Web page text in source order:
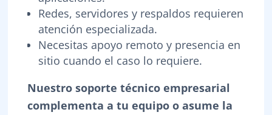
Redes, servidores y respaldos requieren
atención especializada.
Necesitas apoyo remoto y presencia en
sitio cuando el caso lo requiere.
Nuestro soporte técnico empresarial
complementa a tu equipo o asume la